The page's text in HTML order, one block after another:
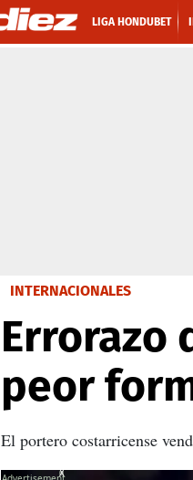
LIGA HONDUBET
INTERNACIONALES
Errorazo
peor
El portero costarricense
X